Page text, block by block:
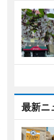
最新ニ